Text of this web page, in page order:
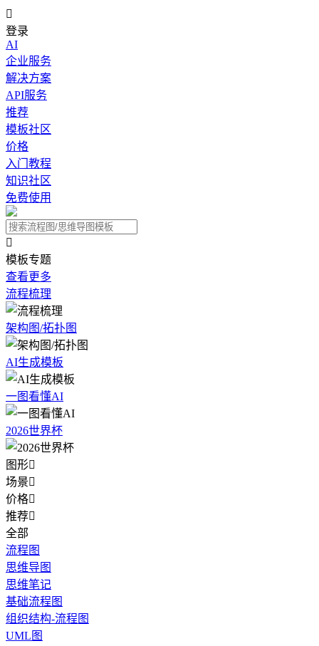

登录
AI
企业服务
解决方案
API服务
推荐
模板社区
价格
入门教程
知识社区
免费使用

模板专题
查看更多
流程梳理
架构图/拓扑图
AI生成模板
一图看懂AI
2026世界杯
图形
场景
价格
推荐
全部
流程图
思维导图
思维笔记
基础流程图
组织结构-流程图
UML图